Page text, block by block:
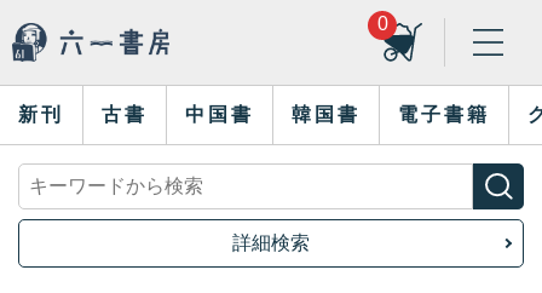
0
新刊 古書 中国書 韓国書 電子書籍
詳細検索